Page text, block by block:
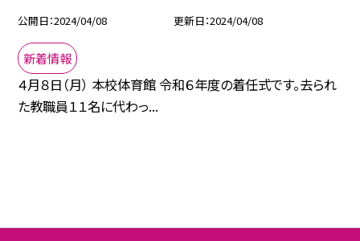
公開日 2024/04/08 更新日 2024/04/08
新着情報
４月８日（月） 本校体育館 令和６年度の着任式です。去られ
た教職員１１名に代わっ...